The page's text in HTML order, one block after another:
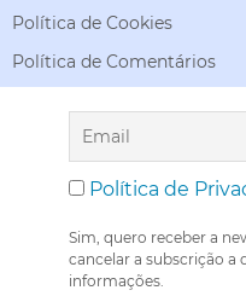
Política de Cookies
Política de Comentários
Política de
Sim, quero receber a
cancelar a subscrição a
informações.